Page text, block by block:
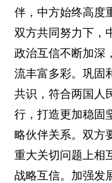
伴，中方始终高度
双方共同努力下，
政治互信不断加深
流丰富多彩。巩固
共识，符合两国人
行，打造更加稳固
略伙伴关系。双方
重大关切问题上相
战略互信。加强发